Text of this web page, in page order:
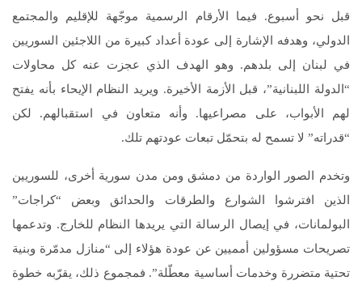
قبل نحو أسبوع. فيما الأرقام الرسمية موجّهة للإقليم والمجتمع
الدولي، وهدفه الإشارة إلى عودة أعداد كبيرة من اللاجئين السوريين
في لبنان إلى بلدهم. وهو الهدف الذي عجزت عنه كل محاولات
“الدولة اللبنانية”، قبل الأزمة الأخيرة. ويريد النظام الإيحاء بأنه يفتح
لهم الأبواب، على مصراعيها. وأنه متعاون في استقبالهم. لكن
“قدراته” لا تسمح له بتحمّل تبعات عودتهم تلك.
وتخدم الصور الواردة من دمشق ومن مدن سورية أخرى، للسوريين
الذين افترشوا الشوارع والطرقات والحدائق وبعض “كراجات”
البولمانات، في إيصال الرسالة التي يريدها النظام للخارج. وتدعمها
تصريحات مسؤولين أمميين عن عودة هؤلاء إلى “منازل مدمّرة وبنية
تحتية متضررة وخدمات أساسية معطّلة”. فمجموع ذلك، يقرّبه خطوة